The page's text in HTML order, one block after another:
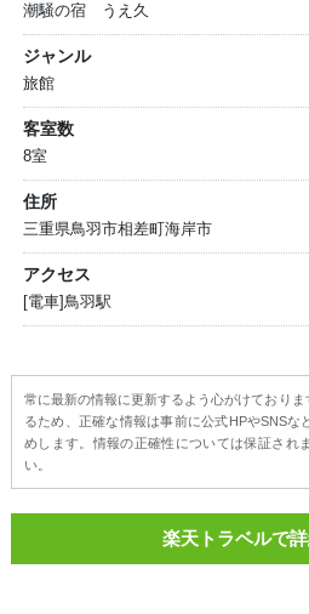
潮騒の宿 うえ久
ジャンル
旅館
客室数
8室
住所
三重県鳥羽市相差町海岸市
アクセス
[電車]鳥羽駅
常に最新の情報に更新するよう心がけており
るため、正確な情報は事前に公式HPやSNSな
めします。情報の正確性については保証され
い。
楽天トラベルで